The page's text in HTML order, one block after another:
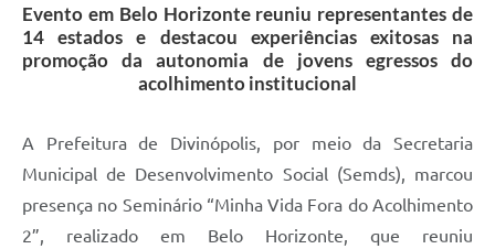
Evento em Belo Horizonte reuniu representantes de
14 estados e destacou experiências exitosas na
promoção da autonomia de jovens egressos do
acolhimento institucional
A Prefeitura de Divinópolis, por meio da Secretaria
Municipal de Desenvolvimento Social (Semds), marcou
presença no Seminário “Minha Vida Fora do Acolhimento
2”, realizado em Belo Horizonte, que reuniu